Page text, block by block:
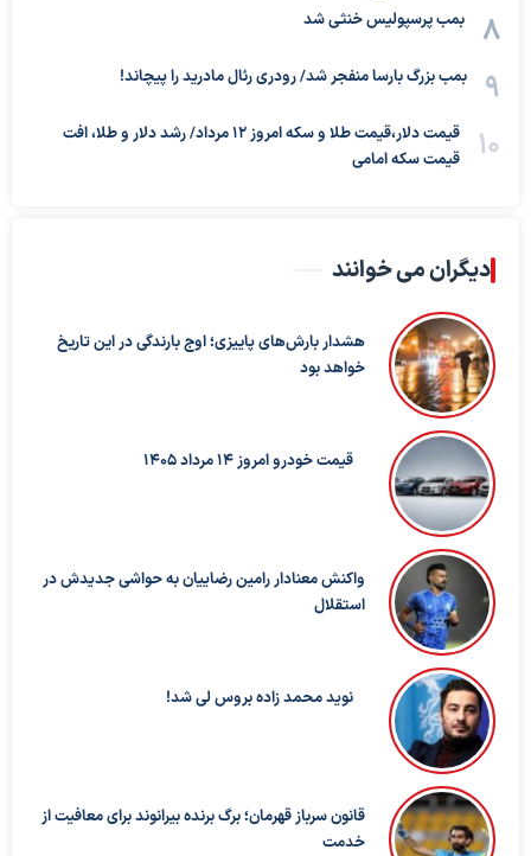
بمب پرسپولیس خنثی شد
بمب بزرگ بارسا منفجر شد/ رودری رئال مادرید را پیچاند!
قیمت دلار،قیمت طلا و سکه امروز ۱۲ مرداد/ رشد دلار و طلا، افت
قیمت سکه امامی
دیگران می خوانند
هشدار بارش‌های پاییزی؛ اوج بارندگی در این تاریخ
خواهد بود
قیمت خودرو امروز 14 مرداد 1405
واکنش معنادار رامین رضاییان به حواشی جدیدش در
استقلال
نوید محمد زاده بروس لی شد!
قانون سرباز قهرمان؛ برگ برنده بیرانوند برای معافیت از
خدمت